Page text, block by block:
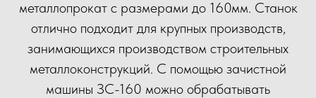
металлопрокат с размерами до 160мм. Станок
отлично подходит для крупных производств,
занимающихся производством строительных
металлоконструкций. С помощью зачистной
машины ЗС-160 можно обрабатывать